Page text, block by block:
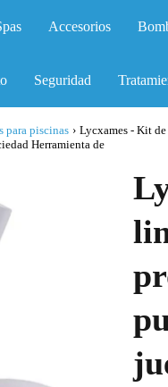
Accesorios
Seguridad
para piscinas › Lycxames - Kit
Herramienta de